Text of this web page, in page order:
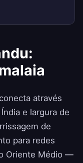
através
e largura de
de
para redes
Oriente Médio —